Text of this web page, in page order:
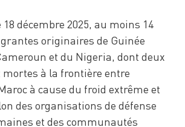
18 décembre 2025, au moins 14
originaires de Guinée
et du Nigeria, dont deux
à la frontière entre
à cause du froid extrême et
des organisations de défense
et des communautés